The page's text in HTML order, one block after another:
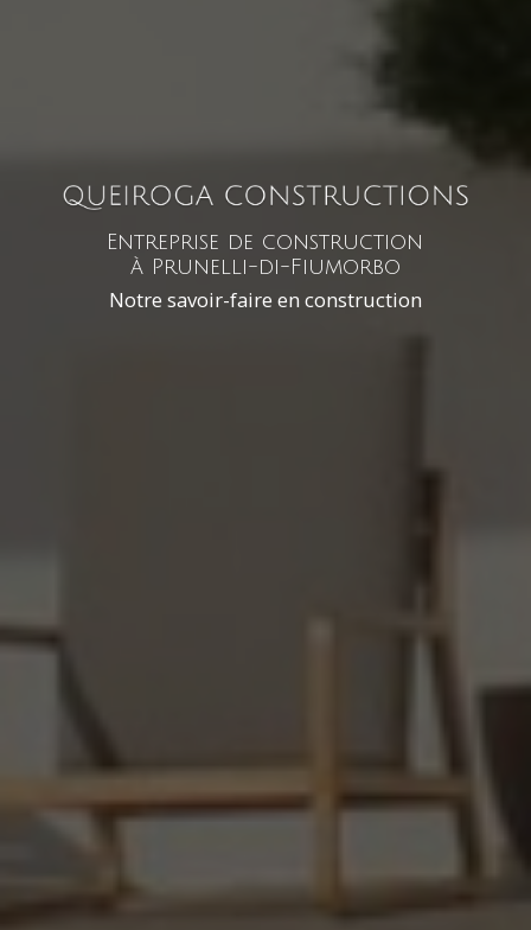
Entreprise de construction
à Prunelli-di-Fiumorbo
Notre savoir-faire en construction